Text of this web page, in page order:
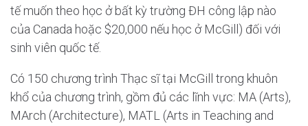
tế muốn theo học ở bất kỳ trường ĐH công lập nào
của Canada hoặc $20,000 nếu học ở McGill) đối với
sinh viên quốc tế.
Có 150 chương trình Thạc sĩ tại McGill trong khuôn
khổ của chương trình, gồm đủ các lĩnh vực: MA (Arts),
MArch (Architecture), MATL (Arts in Teaching and